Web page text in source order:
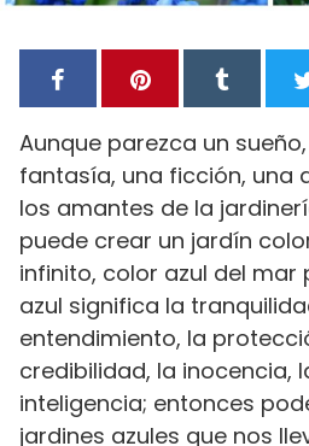
Aunque parezca un
fantasía, una ficción, una
los amantes de la
puede crear un jardín
infinito, color azul del mar
azul significa la
entendimiento, la
credibilidad, la inocencia,
inteligencia; entonces
jardines azules que nos